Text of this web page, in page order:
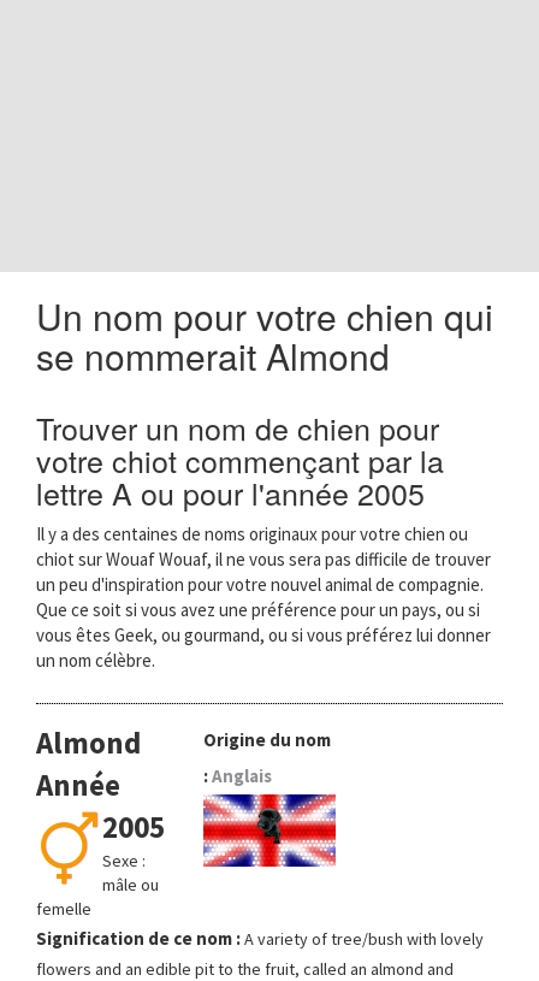
Un nom pour votre chien qui
se nommerait Almond
Trouver un nom de chien pour
votre chiot commençant par la
lettre A ou pour l'année 2005
Il y a des centaines de noms originaux pour votre chien ou
chiot sur Wouaf Wouaf, il ne vous sera pas difficile de trouver
un peu d'inspiration pour votre nouvel animal de compagnie.
Que ce soit si vous avez une préférence pour un pays, ou si
vous êtes Geek, ou gourmand, ou si vous préférez lui donner
un nom célèbre.
Almond
Année
2005
Sexe :
mâle ou
femelle
Origine du nom
:Anglais
Signification de ce nom :A variety of tree/bush with lovely
flowers and an edible pit to the fruit, called an almond and